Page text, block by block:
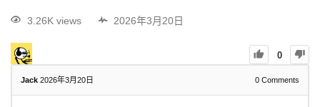
3.26K views 2026年3月20日
0
Jack 2026年3月20日 0 Comments